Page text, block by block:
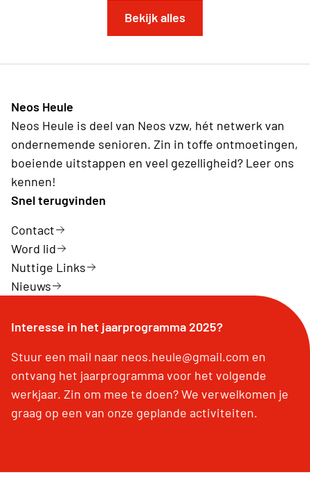
Bekijk alles
Neos Heule
Neos Heule is deel van Neos vzw, hét netwerk van
ondernemende senioren. Zin in toffe ontmoetingen,
boeiende uitstappen en veel gezelligheid? Leer ons
kennen!
Snel terugvinden
Contact
Word lid
Nuttige Links
Nieuws
Interesse in het jaarprogramma 2025?
Stuur een mail naar neos.heule@gmail.com en
ontvang het jaarprogramma voor het volgende
werkjaar. Zin om mee te doen? We verwelkomen je
graag op een van onze geplande activiteiten.